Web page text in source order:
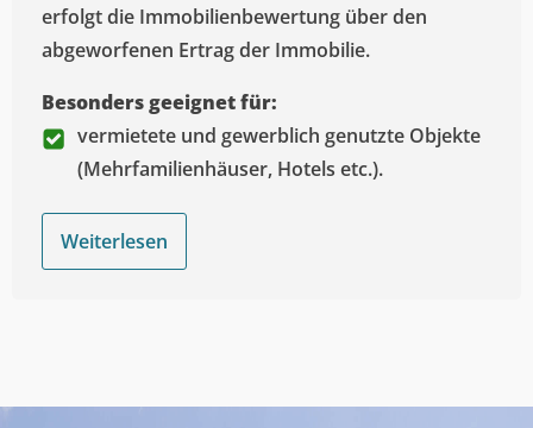
erfolgt die Immobilienbewertung über den
abgeworfenen Ertrag der Immobilie.
Besonders geeignet für:
vermietete und gewerblich genutzte Objekte
(Mehrfamilienhäuser, Hotels etc.).
Weiterlesen